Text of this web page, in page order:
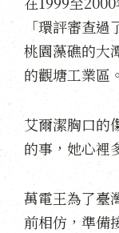
「環評審查
桃園藻礁的大
的觀塘工業區。
艾爾潔胸口的
的事，她心裡
萬電王為了臺
前相仿，準備